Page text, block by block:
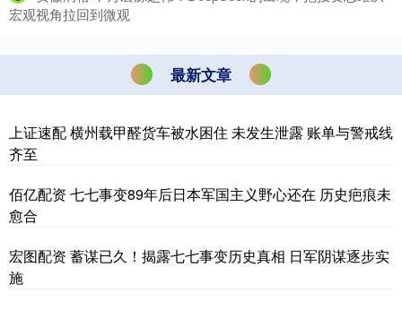
宏观视角拉回到微观
最新文章
上证速配 横州载甲醛货车被水困住 未发生泄露 账单与警戒线
齐至
佰亿配资 七七事变89年后日本军国主义野心还在 历史疤痕未
愈合
宏图配资 蓄谋已久！揭露七七事变历史真相 日军阴谋逐步实
施